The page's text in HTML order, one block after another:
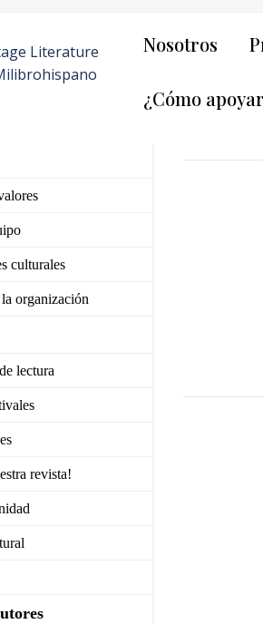
Nosotros
¿Cómo
culturales
organización
lectura
revista!